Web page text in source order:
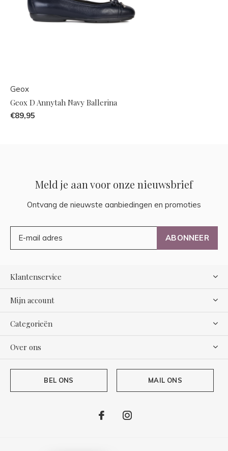
Geox
Geox D Annytah Navy Ballerina
€89,95
Meld je aan voor onze nieuwsbrief
Ontvang de nieuwste aanbiedingen en promoties
ABONNEER
Klantenservice
Mijn account
Categorieën
Over ons
BEL ONS MAIL ONS